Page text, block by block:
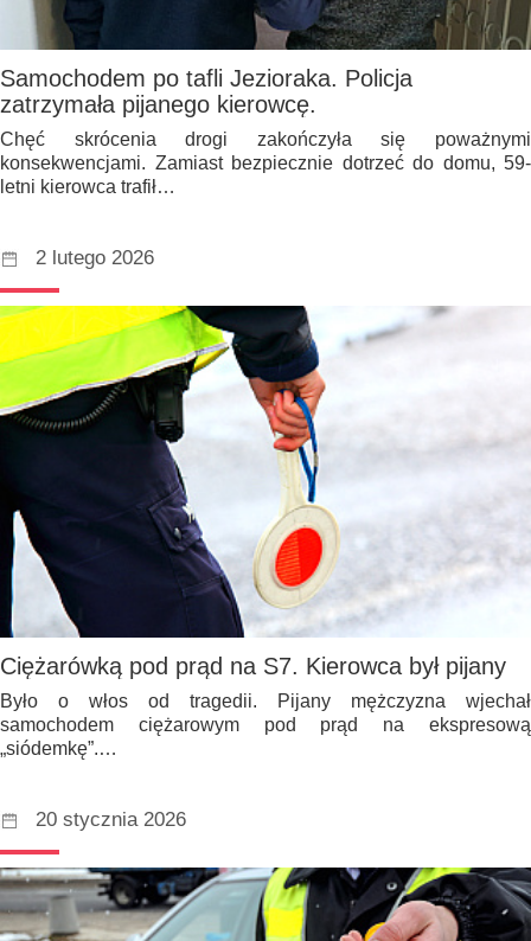
Samochodem po tafli Jezioraka. Policja
zatrzymała pijanego kierowcę.
Chęć skrócenia drogi zakończyła się poważnymi
konsekwencjami. Zamiast bezpiecznie dotrzeć do domu, 59-
letni kierowca trafił…
2 lutego 2026
Ciężarówką pod prąd na S7. Kierowca był pijany
Było o włos od tragedii. Pijany mężczyzna wjechał
samochodem ciężarowym pod prąd na ekspresową
„siódemkę”.…
20 stycznia 2026